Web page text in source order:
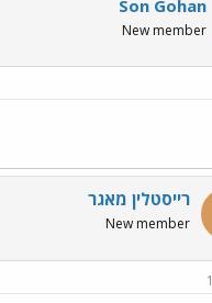
Son Gohan
New member
רייסטלין מאגר
New member